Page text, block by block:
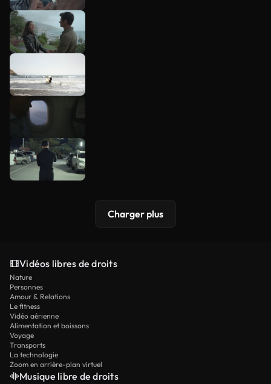
Charger plus
Vidéos libres de droits
Nature
Personnes
Amour & Relations
Le fitness
Vidéo aérienne
Alimentation et boissons
Voyage
Transports
La technologie
Zoom en arrière-plan virtuel
Musique libre de droits